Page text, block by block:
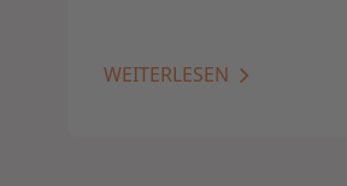
WEITERLESEN